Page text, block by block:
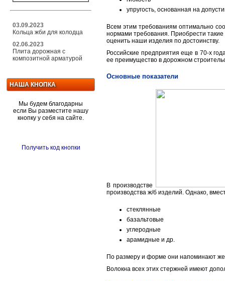
03.09.2023
Кольца жби для колодца
02.06.2023
Плита дорожная с
композитной арматурой
НАША КНОПКА
Мы будем благодарны
если Вы разместите нашу
кнопку у себя на сайте.
Получить код кнопки
упругость, основанная на
Всем этим требованиям оптимально
нормами требования. Приобрести
оценить наши изделия по достоинству.
Российские предприятия еще в 70-х
ее преимущество в дорожном
Основные показатели
В производстве
производства ж/б изделий. Однако,
стеклянные
базальтовые
углеродные
арамидные и др.
По размеру и форме они напоминают
Волокна всех этих стержней имеют